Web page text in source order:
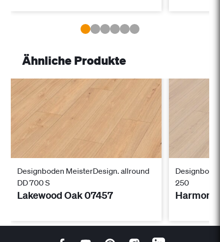
Ähnliche Produkte
Designboden MeisterDesign. allround
DD 700 S
Lakewood Oak 07457
250
Harmony